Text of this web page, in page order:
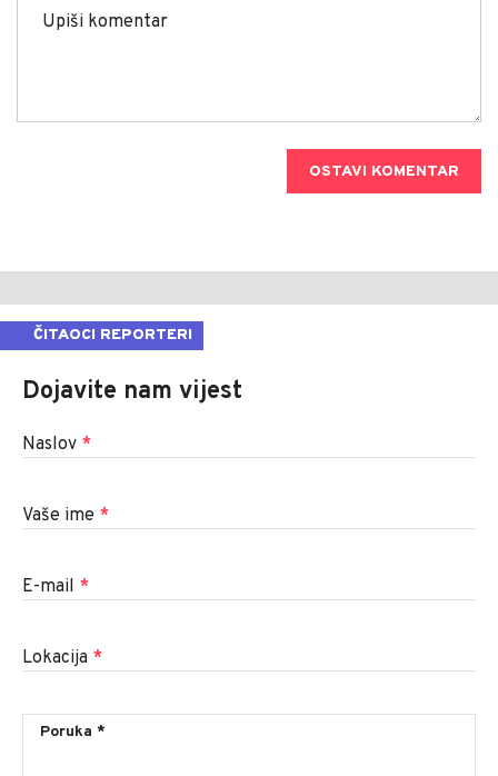
OSTAVI KOMENTAR
ČITAOCI REPORTERI
Dojavite nam vijest
Naslov *
Vaše ime *
E-mail *
Lokacija *